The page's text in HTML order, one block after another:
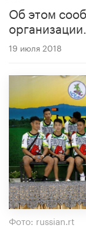
Об этом
организации.
19 июля 2018
Фото: russian.rt